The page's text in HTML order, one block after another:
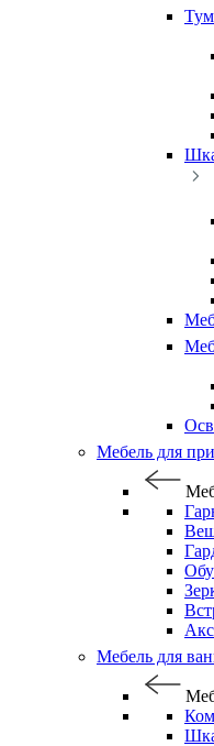
Мебель для
Мебель для